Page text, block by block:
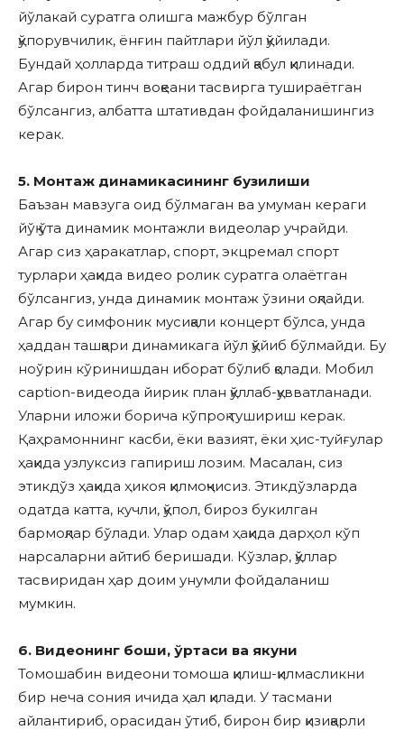
йўлакай суратга олишга мажбур бўлган
қўпорувчилик, ёнғин пайтлари йўл қўйилади.
Бундай ҳолларда титраш оддий қабул қилинади.
Агар бирон тинч воқеани тасвирга тушираётган
бўлсангиз, албатта штативдан фойдаланишингиз
керак.
5. Монтаж динамикасининг бузилиши
Баъзан мавзуга оид бўлмаган ва умуман кераги
йўқ ўта динамик монтажли видеолар учрайди.
Агар сиз ҳаракатлар, спорт, экцремал спорт
турлари ҳақида видео ролик суратга олаётган
бўлсангиз, унда динамик монтаж ўзини оқлайди.
Агар бу симфоник мусиқали концерт бўлса, унда
ҳаддан ташқари динамикага йўл қўйиб бўлмайди. Бу
ноўрин кўринишдан иборат бўлиб қолади. Мобил
captiоn-видеода йирик план қўллаб-қувватланади.
Уларни иложи борича кўпроқ тушириш керак.
Қаҳрамоннинг касби, ёки вазият, ёки ҳис-туйғулар
ҳақида узлуксиз гапириш лозим. Масалан, сиз
этикдўз ҳақида ҳикоя қилмоқчисиз. Этикдўзларда
одатда катта, кучли, қўпол, бироз букилган
бармоқлар бўлади. Улар одам ҳақида дарҳол кўп
нарсаларни айтиб беришади. Кўзлар, қўллар
тасвиридан ҳар доим унумли фойдаланиш
мумкин.
6. Видеонинг боши, ўртаси ва якуни
Томошабин видеони томоша қилиш-қилмасликни
бир неча сония ичида ҳал қилади. У тасмани
айлантириб, орасидан ўтиб, бирон бир қизиқарли